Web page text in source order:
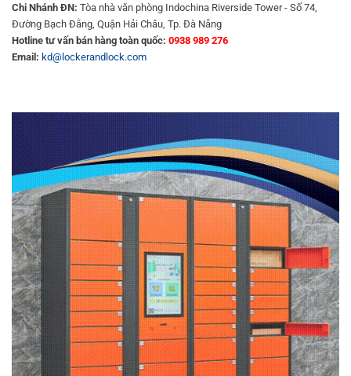
Chi Nhánh ĐN: Tòa nhà văn phòng Indochina Riverside Tower - Số 74,
Đường Bạch Đằng, Quận Hải Châu, Tp. Đà Nẵng
Hotline tư vấn bán hàng toàn quốc: 0938 989 276
Email: kd@lockerandlock.com